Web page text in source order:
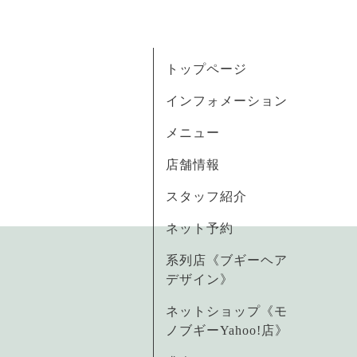
トップページ
インフォメーション
メニュー
店舗情報
スタッフ紹介
ネット予約
系列店《ブギーヘア
デザイン》
ネットショップ《モ
ノブギーYahoo!店》